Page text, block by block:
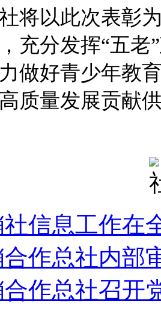
以此次表彰为
充分发挥“五
做好青少年教
质量发展贡献
信息工作在
作总社内部
作总社召开